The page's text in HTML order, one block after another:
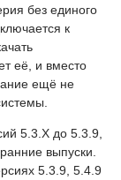
без единого
к
её, и вместо
ещё не
5.3.X до 5.3.9,
выпуски.
5.3.9, 5.4.9